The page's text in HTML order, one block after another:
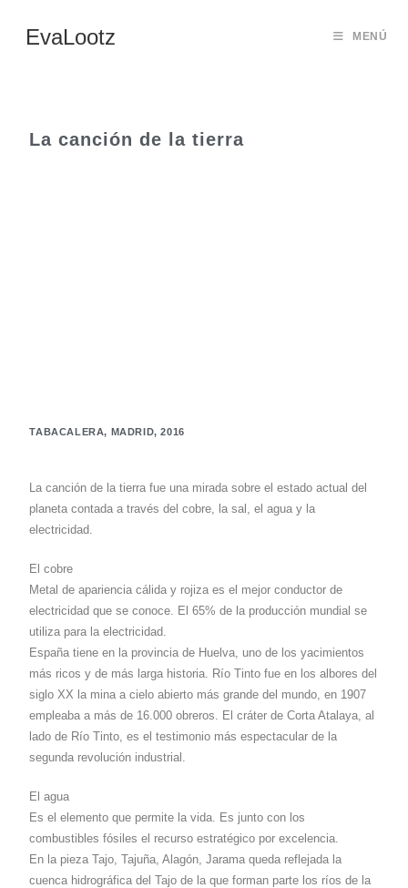
EvaLootz MENÚ
La canción de la tierra
TABACALERA, MADRID, 2016
La canción de la tierra fue una mirada sobre el estado actual del
planeta contada a través del cobre, la sal, el agua y la
electricidad.
El cobre
Metal de apariencia cálida y rojiza es el mejor conductor de
electricidad que se conoce. El 65% de la producción mundial se
utiliza para la electricidad.
España tiene en la provincia de Huelva, uno de los yacimientos
más ricos y de más larga historia. Río Tinto fue en los albores del
siglo XX la mina a cielo abierto más grande del mundo, en 1907
empleaba a más de 16.000 obreros. El cráter de Corta Atalaya, al
lado de Río Tinto, es el testimonio más espectacular de la
segunda revolución industrial.
El agua
Es el elemento que permite la vida. Es junto con los
combustibles fósiles el recurso estratégico por excelencia.
En la pieza Tajo, Tajuña, Alagón, Jarama queda reflejada la
cuenca hidrográfica del Tajo de la que forman parte los ríos de la